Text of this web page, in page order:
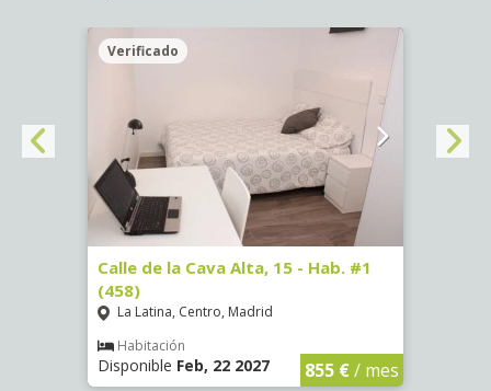
Verificado
Calle de la Cava Alta, 15 - Hab. #1
(458)
La Latina, Centro, Madrid
Habitación
Disponible Feb, 22 2027 855 €/ mes